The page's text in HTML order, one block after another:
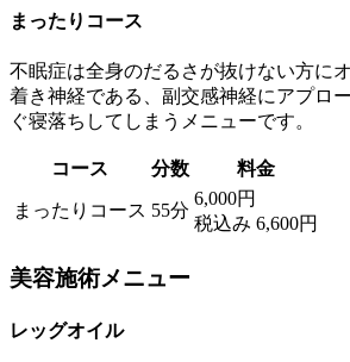
まったりコース
不眠症は全身のだるさが抜けない方に
着き神経である、副交感神経にアプロ
ぐ寝落ちしてしまうメニューです。
コース 分数 料金
まったりコース 55分
6,000円
税込み 6,600円
美容施術メニュー
レッグオイル